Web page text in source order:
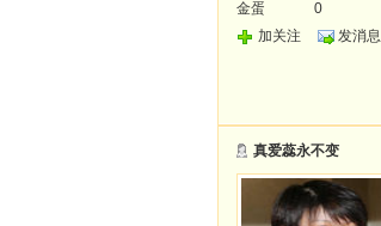
金蛋
0
加关注
发消息
真爱蕊永不变